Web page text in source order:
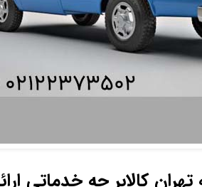
تهران کالابر چه خدماتی